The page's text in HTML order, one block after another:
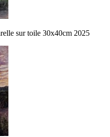
sur toile 30x40cm 2025